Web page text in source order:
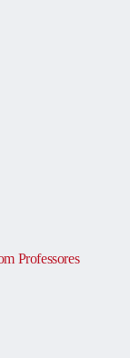
Professores